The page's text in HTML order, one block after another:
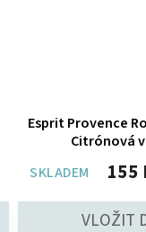
Esprit Provence
Citrónová
SKLADEM
155